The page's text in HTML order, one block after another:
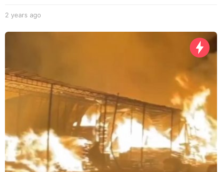
2 years ago
e
g
o